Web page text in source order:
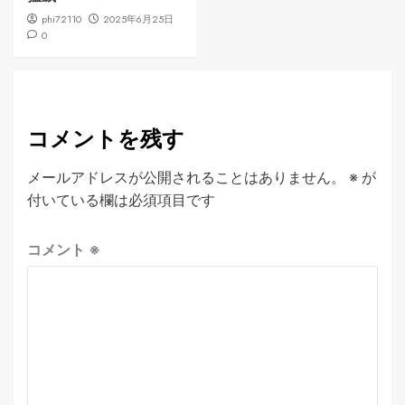
phi72110
2025年6月25日
0
コメントを残す
メールアドレスが公開されることはありません。 ※ が
付いている欄は必須項目です
コメント ※